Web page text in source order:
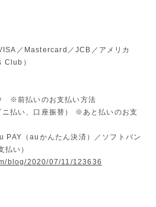
／Mastercard／JCB／アメリカ
Club）
※前払いのお支払い方法
払い、口座振替） ※あと払いのお支
PAY（auかんたん決済）／ソフトバン
払い）
blog/2020/07/11/123636